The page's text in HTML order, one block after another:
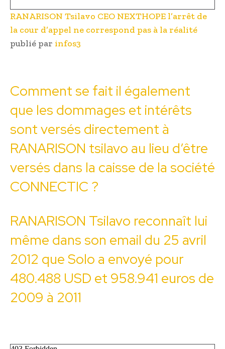
RANARISON Tsilavo CEO NEXTHOPE l’arrêt de
la cour d’appel ne correspond pas à la réalité
publié par infos3
Comment se fait il également
que les dommages et intérêts
sont versés directement à
RANARISON tsilavo au lieu d’être
versés dans la caisse de la société
CONNECTIC ?
RANARISON Tsilavo reconnaît lui
même dans son email du 25 avril
2012 que Solo a envoyé pour
480.488 USD et 958.941 euros de
2009 à 2011